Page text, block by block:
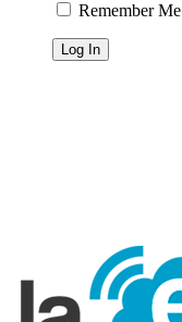
Remember Me